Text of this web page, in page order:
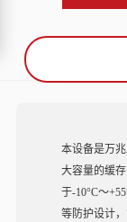
本设备是万
大容量的缓
于-10°C～
等防护设计